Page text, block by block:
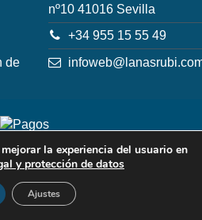
de
nº10 41016 Sevilla
+34 955 15 55 49
la experiencia del usuario en
y protección de datos
Ajustes